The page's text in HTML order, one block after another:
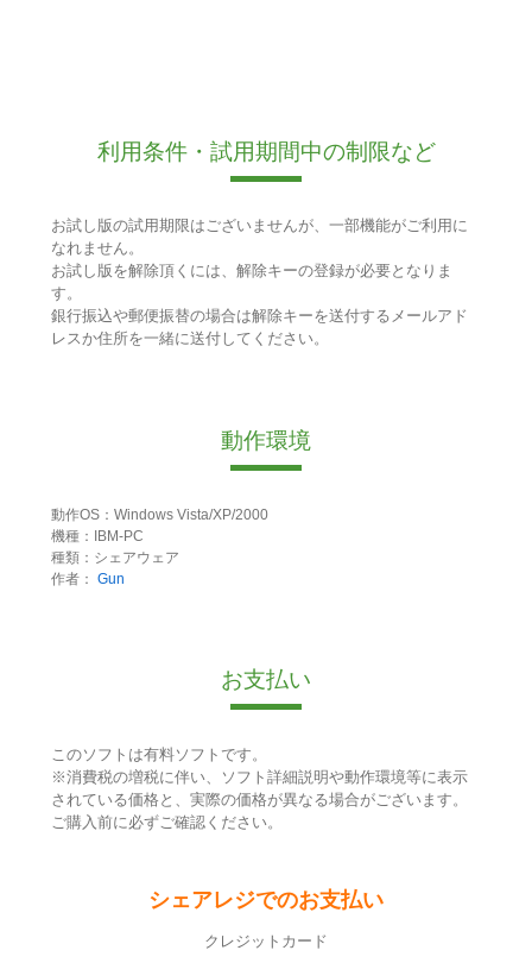
利用条件・試用期間中の制限など
お試し版の試用期限はございませんが、一部機能がご利用に
なれません。
お試し版を解除頂くには、解除キーの登録が必要となりま
す。
銀行振込や郵便振替の場合は解除キーを送付するメールアド
レスか住所を一緒に送付してください。
動作環境
動作OS：Windows Vista/XP/2000
機種：IBM-PC
種類：シェアウェア
作者： Gun
お支払い
このソフトは有料ソフトです。
※消費税の増税に伴い、ソフト詳細説明や動作環境等に表示
されている価格と、実際の価格が異なる場合がございます。
ご購入前に必ずご確認ください。
シェアレジでのお支払い
クレジットカード